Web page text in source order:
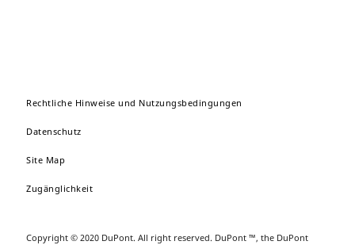
Rechtliche Hinweise und Nutzungsbedingungen
Datenschutz
Site Map
Zugänglichkeit
Copyright © 2020 DuPont. All right reserved. DuPont ™, the DuPont